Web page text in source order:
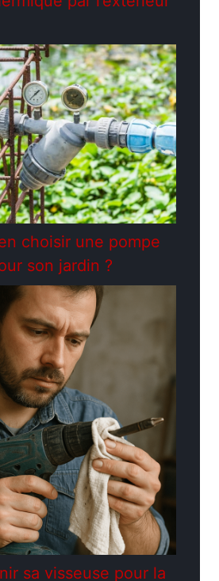
choisir une pompe
son jardin ?
sa visseuse pour la